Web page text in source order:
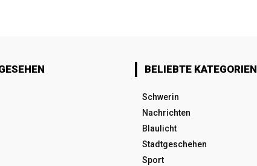
BELIEBTE KATEGORIEN
Schwerin
Nachrichten
Blaulicht
Stadtgeschehen
Sport